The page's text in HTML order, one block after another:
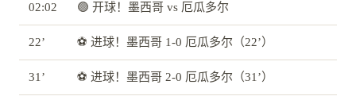
02:02 🟢 开球！墨西哥 vs 厄瓜多尔
22’ ⚽ 进球！墨西哥 1-0 厄瓜多尔（22’）
31’ ⚽ 进球！墨西哥 2-0 厄瓜多尔（31’）